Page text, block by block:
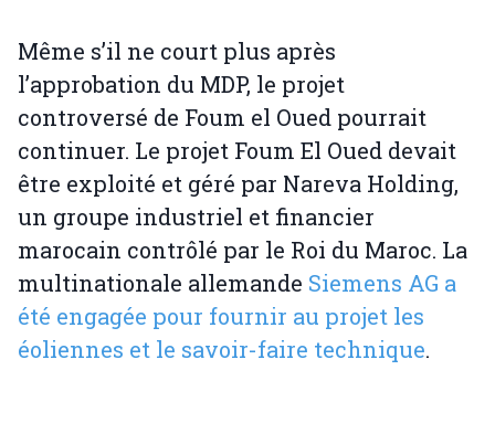
Même s’il ne court plus après
l’approbation du MDP, le projet
controversé de Foum el Oued pourrait
continuer. Le projet Foum El Oued devait
être exploité et géré par Nareva Holding,
un groupe industriel et financier
marocain contrôlé par le Roi du Maroc. La
multinationale allemande Siemens AG a
été engagée pour fournir au projet les
éoliennes et le savoir-faire technique.